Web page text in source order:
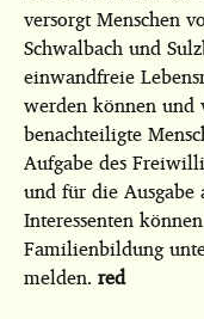
versorgt Menschen
Schwalbach und
einwandfreie
werden können
benachteiligte
Aufgabe des
und für die
Interessenten
Familienbildung
melden. red